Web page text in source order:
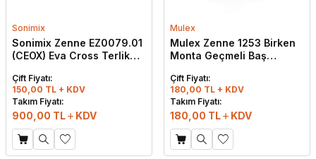
Sonimix
Sonimix Zenne EZ0079.01
(CEOX) Eva Cross Terlik
Çift Fiyatı:
150,00 TL + KDV
Takım Fiyatı:
900,00 TL KDV
Mulex
Mulex Zenne 1253 Birken
Monta Geçmeli Baş
Çift Fiyatı:
180,00 TL + KDV
Takım Fiyatı:
180,00 TL KDV